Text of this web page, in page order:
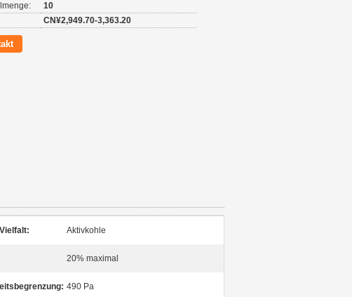
10
CN¥2,949.70-3,363.20
Aktivkohle
20% maximal
490 Pa